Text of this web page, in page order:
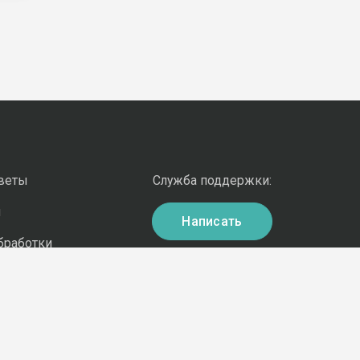
Служба поддержки:
Написать